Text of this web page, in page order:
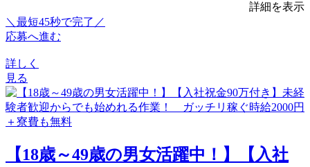
詳細を表示
＼最短45秒で完了／
応募へ進む
詳しく
見る
【18歳～49歳の男女活躍中！】【入社